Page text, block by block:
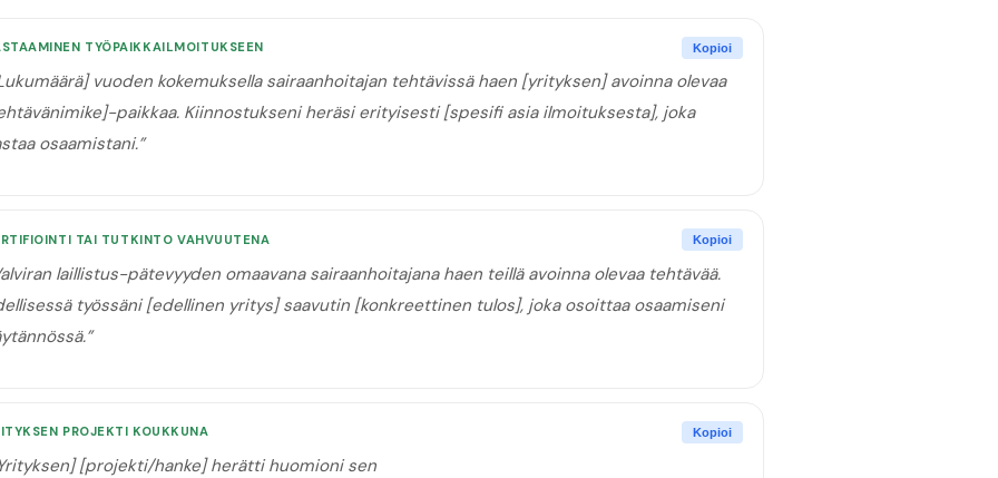
TYÖPAIKKAILMOITUKSEEN Kopioi
vuoden kokemuksella sairaanhoitajan tehtävissä haen [yrityksen] avoinna olevaa
paikkaa. Kiinnostukseni heräsi erityisesti [spesifi asia ilmoituksesta], joka
osaamistani.”
TAI TUTKINTO VAHVUUTENA Kopioi
laillistus-pätevyyden omaavana sairaanhoitajana haen teillä avoinna olevaa tehtävää.
työssäni [edellinen yritys] saavutin [konkreettinen tulos], joka osoittaa osaamiseni
”
PROJEKTI KOUKKUNA Kopioi
[projekti/hanke] herätti huomioni sen